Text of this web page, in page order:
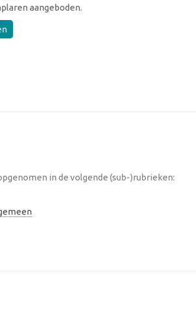
aangeboden.
in de volgende (sub-)rubrieken: